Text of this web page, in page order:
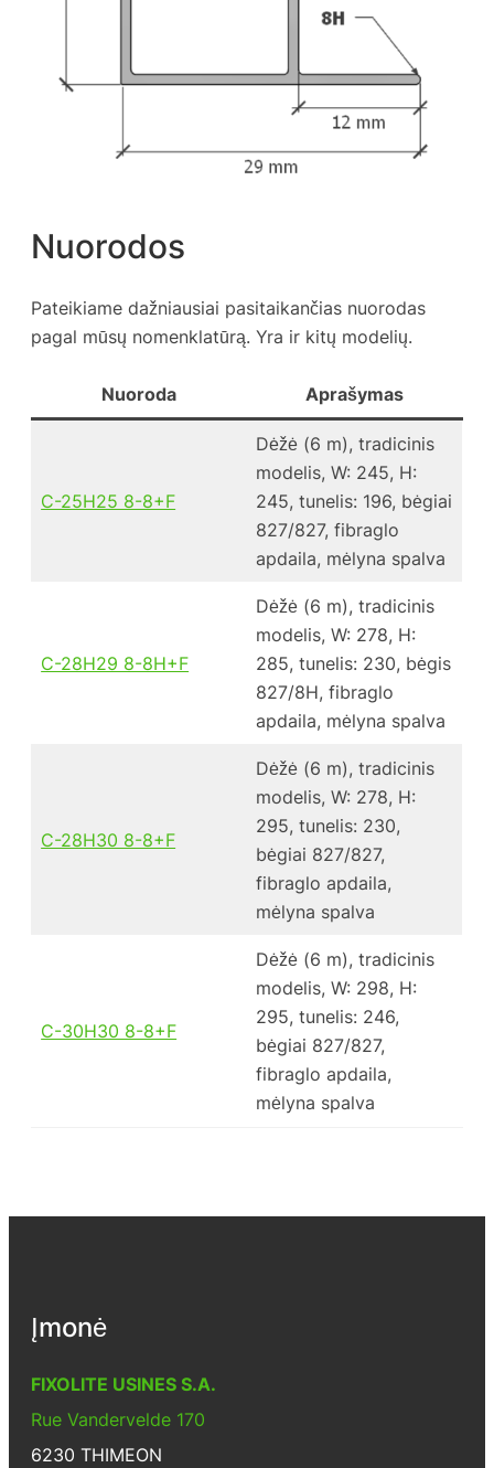
Nuorodos
Pateikiame dažniausiai pasitaikančias nuorodas
pagal mūsų nomenklatūrą. Yra ir kitų modelių.
Nuoroda Aprašymas
C-25H25 8-8+F
Dėžė (6 m), tradicinis
modelis, W: 245, H:
245, tunelis: 196, bėgiai
827/827, fibraglo
apdaila, mėlyna spalva
C-28H29 8-8H+F
Dėžė (6 m), tradicinis
modelis, W: 278, H:
285, tunelis: 230, bėgis
827/8H, fibraglo
apdaila, mėlyna spalva
C-28H30 8-8+F
Dėžė (6 m), tradicinis
modelis, W: 278, H:
295, tunelis: 230,
bėgiai 827/827,
fibraglo apdaila,
mėlyna spalva
C-30H30 8-8+F
Dėžė (6 m), tradicinis
modelis, W: 298, H:
295, tunelis: 246,
bėgiai 827/827,
fibraglo apdaila,
mėlyna spalva
Įmonė
FIXOLITE USINES S.A.
Rue Vandervelde 170
6230 THIMEON